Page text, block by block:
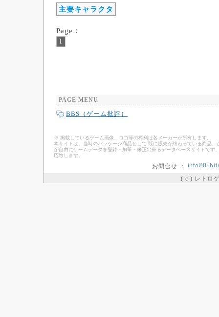
主要キャラクタ
Page：
1
PAGE MENU
BBS（ゲーム批評）
※ 掲載しているゲーム画像、ロゴ等の権利は各メーカーが所有します。
本サイトは、当時のパッケージ商品として 既に販売が終わっている商品
が自由にゲームデータを登録・加筆・修正出来るデータベースサイトで
応致します。
お問合せ ：
( c ) レトロ